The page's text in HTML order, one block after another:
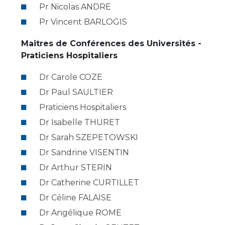
Salon des familles
Transports sanitaires
Handi 13
Pôle Médecine Physique et Réadaptation
Accueil sourds et malentendants
Charte Romain Jacob
Mouvement Parcours Handicap 13
Activité physique
Les structures de recherche
Écoles et Instituts de Formation
Plateforme des internes
Professionnels de santé
Réseaux de soins
Adresser un examen au Laboratoire de Biologie
Médicale
Radiologie / Imagerie
Cancérologie
Pr Nicolas ANDRE
Pr Vincent BARLOGIS
Maitres de Conférences des Universités -
Praticiens Hospitaliers
Dr Carole COZE
Dr Paul SAULTIER
Praticiens Hospitaliers
Dr Isabelle THURET
Dr Sarah SZEPETOWSKI
Dr Sandrine VISENTIN
Dr Arthur STERIN
Dr Catherine CURTILLET
Dr Céline FALAISE
Dr Angélique ROME